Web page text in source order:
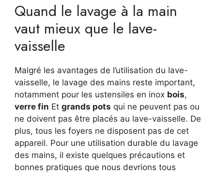
Quand le lavage à la main
vaut mieux que le lave-
vaisselle
Malgré les avantages de l’utilisation du lave-
vaisselle, le lavage des mains reste important,
notamment pour les ustensiles en inox bois,
verre fin Et grands pots qui ne peuvent pas ou
ne doivent pas être placés au lave-vaisselle. De
plus, tous les foyers ne disposent pas de cet
appareil. Pour une utilisation durable du lavage
des mains, il existe quelques précautions et
bonnes pratiques que nous devrions tous